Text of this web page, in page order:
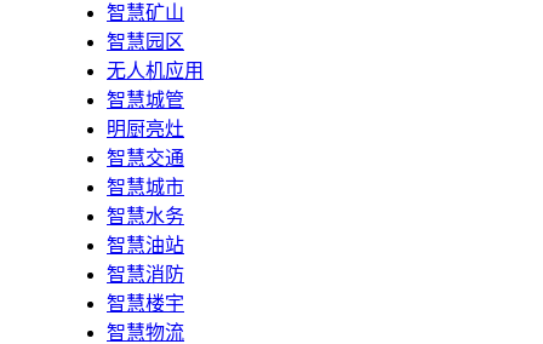
智慧矿山
智慧园区
无人机应用
智慧城管
明厨亮灶
智慧交通
智慧城市
智慧水务
智慧油站
智慧消防
智慧楼宇
智慧物流